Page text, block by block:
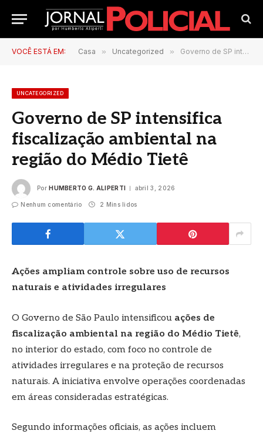
VOCÊ ESTÁ EM: Casa » Uncategorized » Governo de SP intensifica fiscalização ambiental na região do Médio Tietê
UNCATEGORIZED
Governo de SP intensifica
fiscalização ambiental na
região do Médio Tietê
Por HUMBERTO G. ALIPERTI abril 3, 2026
Nenhum comentário 2 Mins lidos
Ações ampliam controle sobre uso de recursos
naturais e atividades irregulares
O Governo de São Paulo intensificou ações de
fiscalização ambiental na região do Médio Tietê,
no interior do estado, com foco no controle de
atividades irregulares e na proteção de recursos
naturais. A iniciativa envolve operações coordenadas
em áreas consideradas estratégicas.
Segundo informações oficiais, as ações incluem